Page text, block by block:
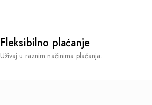
Fleksibilno plaćanje
Uživaj u raznim načinima plaćanja.